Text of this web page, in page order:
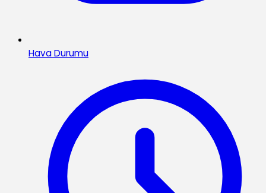
Hava Durumu